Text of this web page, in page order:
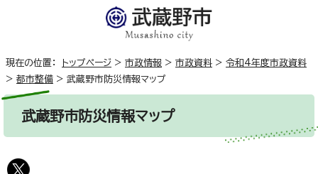
現在の位置： トップページ > 市政情報 > 市政資料 > 令和4年度市政資料
> 都市整備 > 武蔵野市防災情報マップ
武蔵野市防災情報マップ